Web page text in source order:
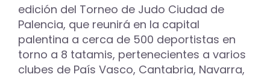
edición del Torneo de Judo Ciudad de
Palencia, que reunirá en la capital
palentina a cerca de 500 deportistas en
torno a 8 tatamis, pertenecientes a varios
clubes de País Vasco, Cantabria, Navarra,